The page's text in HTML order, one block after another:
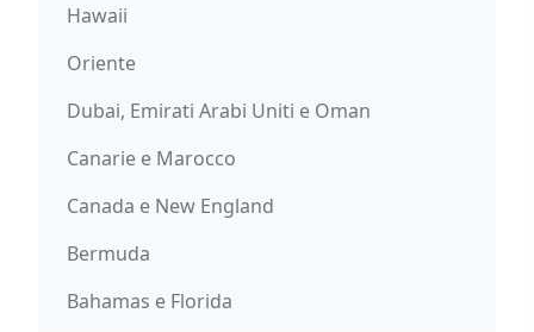
Hawaii
Oriente
Dubai, Emirati Arabi Uniti e Oman
Canarie e Marocco
Canada e New England
Bermuda
Bahamas e Florida